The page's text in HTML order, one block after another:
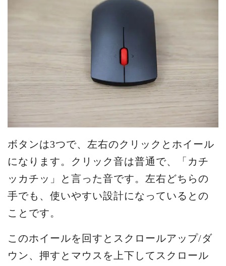
ボタンは3つで、左右のクリックとホイール
になります。クリック音は普通で、「カチ
ッカチッ」と言った音です。左右どちらの
手でも、使いやすい設計になっているとの
ことです。
このホイールを回すとスクロールアップ/ダ
ウン、押すとマウスを上下してスクロール